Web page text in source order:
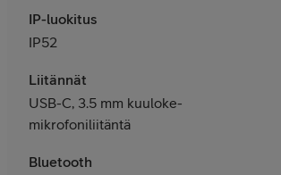
IP-luokitus
IP52
Liitännät
USB-C, 3.5 mm kuuloke-
mikrofoniliitäntä
Bluetooth